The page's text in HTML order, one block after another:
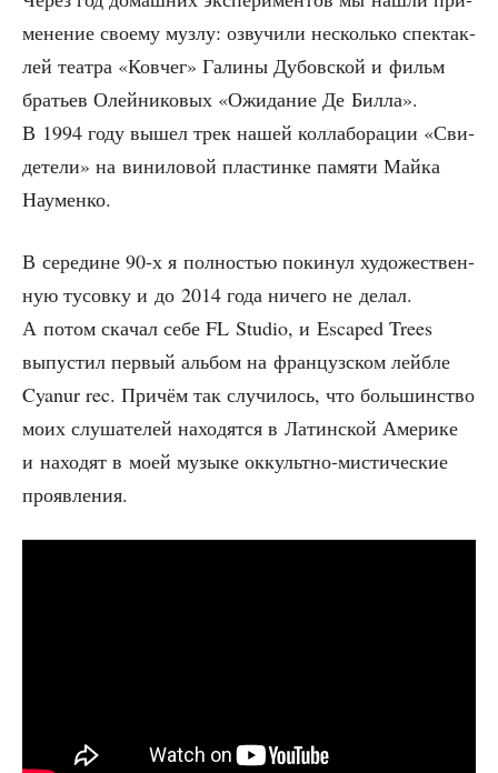
ме­не­ние сво­е­му муз­лу: озву­чи­ли несколь­ко спек­так­
лей теат­ра «Ков­чег» Гали­ны Дубов­ской и фильм
бра­тьев Олей­ни­ко­вых «Ожи­да­ние Де Бил­ла».
В 1994 году вышел трек нашей кол­ла­бо­ра­ции «Сви­
де­те­ли» на вини­ло­вой пла­стин­ке памя­ти Май­ка
Науменко.
В сере­дине 90‑х я пол­но­стью поки­нул худо­же­ствен­
ную тусов­ку и до 2014 года ниче­го не делал.
А потом ска­чал себе FL Studio, и Escaped Trees
выпу­стил пер­вый аль­бом на фран­цуз­ском лей­б­ле
Cyanur rec. При­чём так слу­чи­лось, что боль­шин­ство
моих слу­ша­те­лей нахо­дят­ся в Латин­ской Аме­ри­ке
и нахо­дят в моей музы­ке оккульт­но-мисти­че­ские
проявления.